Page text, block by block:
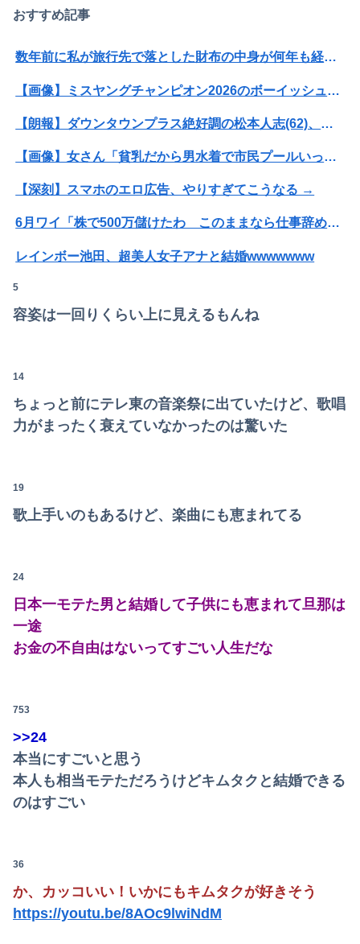
おすすめ記事
数年前に私が旅行先で落とした財布の中身が何年も経ってから別の旅行先で私自身によって拾われた
【画像】ミスヤングチャンピオン2026のボーイッシュお胸ｗｗｗｗｗｗｗｗｗｗｗｗｗｗｗｗｗｗｗｗ
【朗報】ダウンタウンプラス絶好調の松本人志(62)、見た目がいまだにめっちゃ若々しいｗｗｗｗｗｗｗｗｗｗｗｗｗｗｗｗｗｗｗｗｗ（画像あり）
【画像】女さん「貧乳だから男水着で市民プールいったら周りがコソコソしだしてやばいwwwwwwww」5万いいね
【深刻】スマホのエロ広告、やりすぎてこうなる →
6月ワイ「株で500万儲けたわ このままなら仕事辞めれるかも」→２ヶ月後...
レインボー池田、超美人女子アナと結婚wwwwwww
浦野芽良アナ ピタピタ透けニットの乗せ乳！！【GIF動画あり】
アジアにおける日本の主人公感エグすぎないか？？
5
容姿は一回りくらい上に見えるもんね
14
ちょっと前にテレ東の音楽祭に出ていたけど、歌唱
力がまったく衰えていなかったのは驚いた
19
歌上手いのもあるけど、楽曲にも恵まれてる
24
日本一モテた男と結婚して子供にも恵まれて旦那は
一途
お金の不自由はないってすごい人生だな
753
>>24
本当にすごいと思う
本人も相当モテただろうけどキムタクと結婚できる
のはすごい
36
か、カッコいい！いかにもキムタクが好きそう
https://youtu.be/8AOc9lwiNdM